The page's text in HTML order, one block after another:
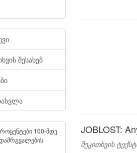
JOBLOST:
შეკითხვის
შესახებ
100-მდე